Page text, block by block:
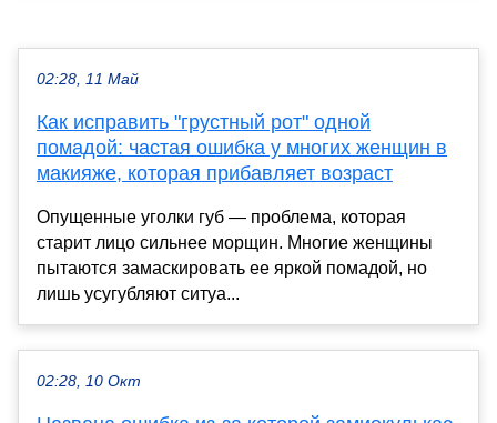
02:28, 11 Май
Как исправить "грустный рот" одной
помадой: частая ошибка у многих женщин в
макияже, которая прибавляет возраст
Опущенные уголки губ — проблема, которая
старит лицо сильнее морщин. Многие женщины
пытаются замаскировать ее яркой помадой, но
лишь усугубляют ситуа...
02:28, 10 Окт